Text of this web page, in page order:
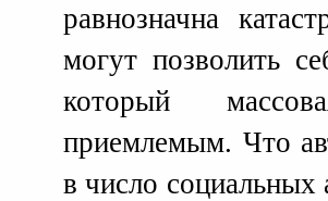
равнозначна
могут позволить
который
приемлемым. Что
в число социальных